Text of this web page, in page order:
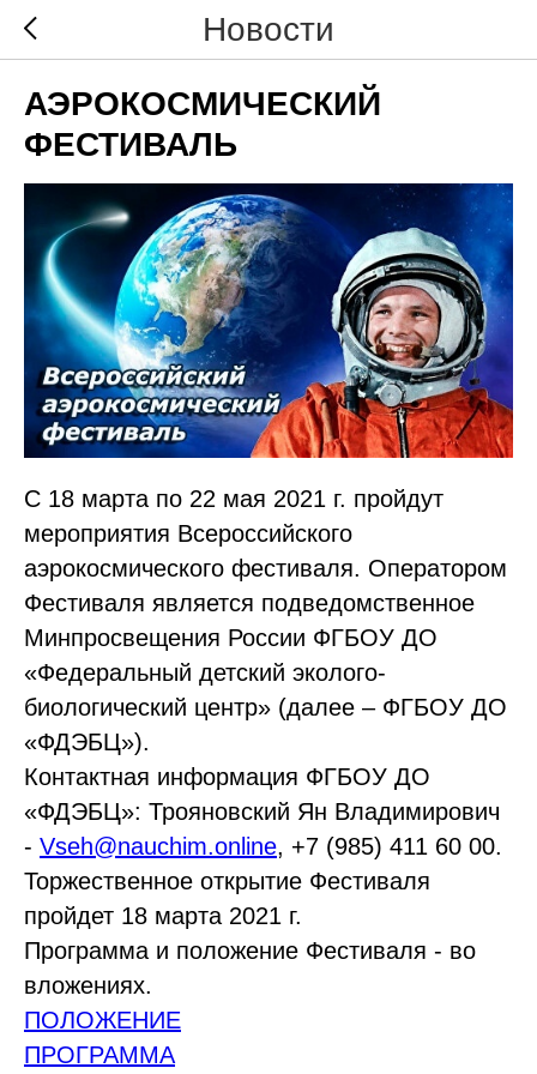
Новости
АЭРОКОСМИЧЕСКИЙ
ФЕСТИВАЛЬ
С 18 марта по 22 мая 2021 г. пройдут
мероприятия Всероссийского
аэрокосмического фестиваля. Оператором
Фестиваля является подведомственное
Минпросвещения России ФГБОУ ДО
«Федеральный детский эколого-
биологический центр» (далее – ФГБОУ ДО
«ФДЭБЦ»).
Контактная информация ФГБОУ ДО
«ФДЭБЦ»: Трояновский Ян Владимирович
- Vseh@nauchim.online, +7 (985) 411 60 00.
Торжественное открытие Фестиваля
пройдет 18 марта 2021 г.
Программа и положение Фестиваля - во
вложениях.
ПОЛОЖЕНИЕ
ПРОГРАММА